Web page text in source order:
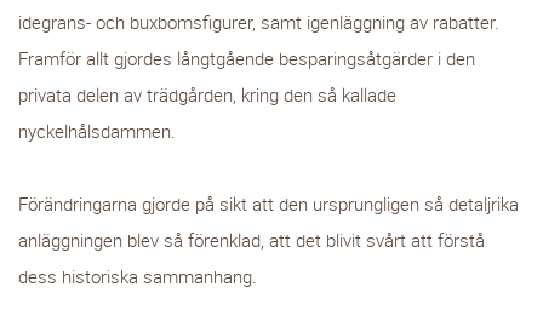
idegrans- och buxbomsfigurer, samt igenläggning av rabatter.
Framför allt gjordes långtgående besparingsåtgärder i den
privata delen av trädgården, kring den så kallade
nyckelhålsdammen.
Förändringarna gjorde på sikt att den ursprungligen så detaljrika
anläggningen blev så förenklad, att det blivit svårt att förstå
dess historiska sammanhang.